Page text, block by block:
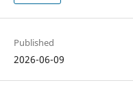
Published
2026-06-09